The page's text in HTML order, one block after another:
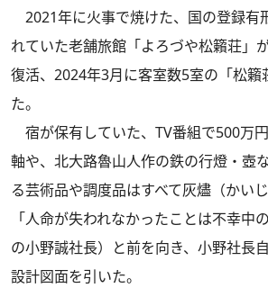
2021年に火事で焼けた、国の登録有
れていた老舗旅館「よろづや松籟荘」
復活、2024年3月に客室数5室の「松籟
た。
宿が保有していた、TV番組で500万
軸や、北大路魯山人作の鉄の行燈・壺
る芸術品や調度品はすべて灰燼（かい
「人命が失われなかったことは不幸中
の小野誠社長）と前を向き、小野社長
設計図面を引いた。